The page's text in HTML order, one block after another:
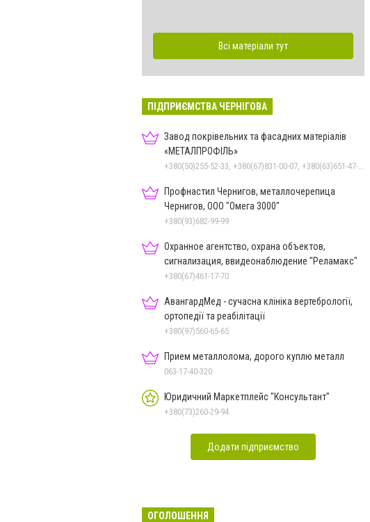
Всі матеріали тут
ПІДПРИЄМСТВА ЧЕРНІГОВА
Завод покрівельних та фасадних матеріалів
«МЕТАЛПРОФІЛЬ»
Профнастил Чернигов, металлочерепица
Чернигов, ООО "Омега 3000"
+380(93)682-99-99
Охранное агентство, охрана объектов,
сигнализация, ввидеонаблюдение "Реламакс"
+380(67)461-17-70
АвангардМед - сучасна клініка вертебрології,
ортопедії та реабілітації
+380(97)560-65-65
Прием металлолома, дорого куплю металл
063-17-40-320
Юридичний Маркетплейс "Консультант"
+380(73)260-29-94
Додати підприємство
ОГОЛОШЕННЯ